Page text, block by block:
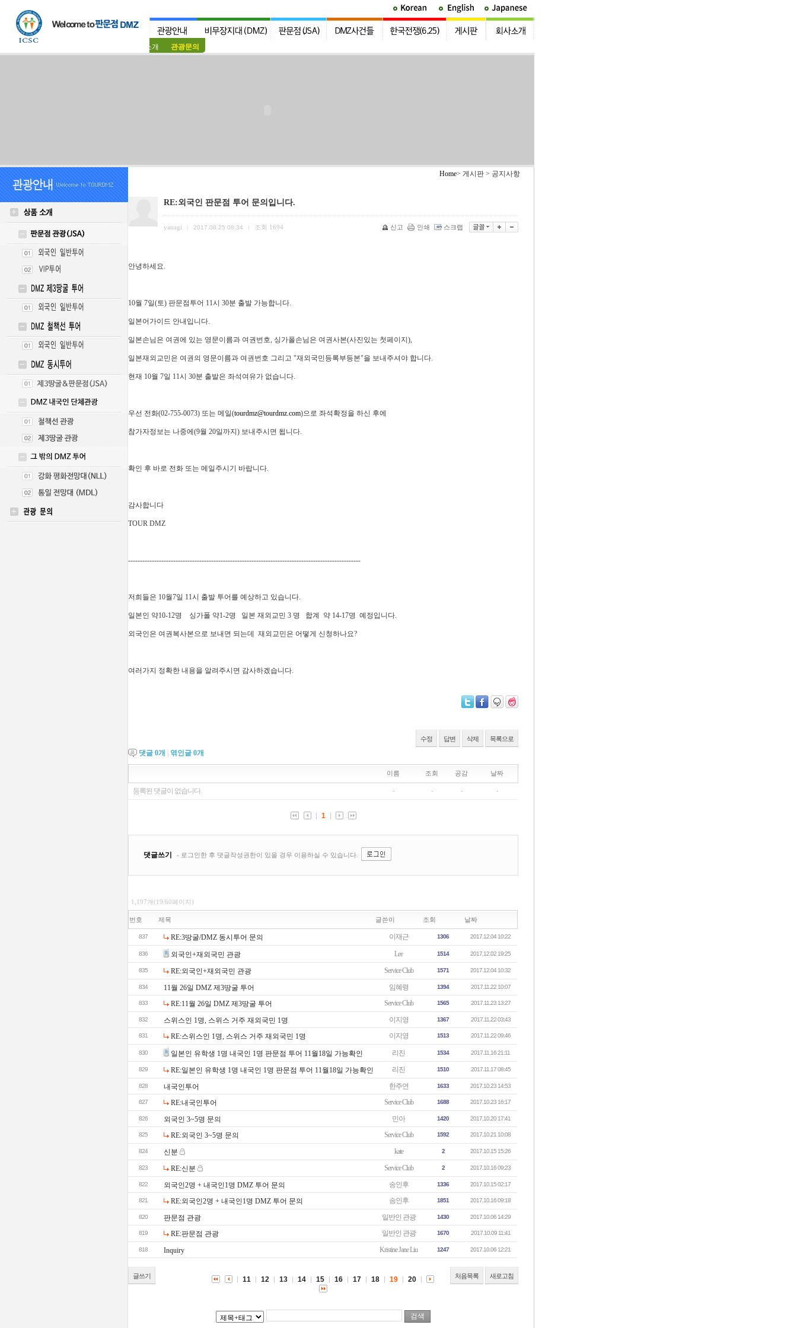
상품소개 관광문의
Home> 게시판 > 공지사항
RE:외국인 판문점 투어 문의입니다.
yanagi 2017.08.25 08:34 조회 1694 신고 인쇄 스크랩
안녕하세요.
10월 7일(토) 판문점투어 11시 30분 출발 가능합니다.
일본어가이드 안내입니다.
일본손님은 여권에 있는 영문이름과 여권번호, 싱가폴손님은 여권사본(사진있는 첫페이지),
일본재외교민은 여권의 영문이름과 여권번호 그리고 "재외국민등록부등본"을 보내주셔야 합니다.
현재 10월 7일 11시 30분 출발은 좌석여유가 없습니다.
우선 전화(02-755-0073) 또는 메일(tourdmz@tourdmz.com)으로 좌석확정을 하신 후에
참가자정보는 나중에(9월 20일까지) 보내주시면 됩니다.
확인 후 바로 전화 또는 메일주시기 바랍니다.
감사합니다
TOUR DMZ
--------------------------------------------------------------------------------------------------
저희들은 10월7일 11시 출발 투어를 예상하고 있습니다.
일본인 약10-12명 싱가폴 약1-2명 일본 재외교민 3 명 합계 약 14-17명 예정입니다.
외국인은 여권복사본으로 보내면 되는데 재외교민은 어떻게 신청하나요?
여러가지 정확한 내용을 알려주시면 감사하겠습니다.
수정 답변 삭제 목록으로
댓글 0개 엮인글 0개
1,197개(19/60페이지)
번호 제목 글쓴이 조회 날짜
837 RE:3땅굴/DMZ 동시투어 문의 이재근 1306 2017.12.04 10:22
836 외국인+재외국민 관광 Lee 1514 2017.12.02 19:25
835 RE:외국인+재외국민 관광 Service Club 1571 2017.12.04 10:32
834 11월 26일 DMZ 제3땅굴 투어 임혜령 1394 2017.11.22 10:07
833 RE:11월 26일 DMZ 제3땅굴 투어 Service Club 1565 2017.11.23 13:27
832 스위스인 1명, 스위스 거주 재외국민 1명 이지영 1367 2017.11.22 03:43
831 RE:스위스인 1명, 스위스 거주 재외국민 1명 이지영 1513 2017.11.22 09:46
830 일본인 유학생 1명 내국인 1명 판문점 투어 11월18일 가능확인 리진 1534 2017.11.16 21:11
829 RE:일본인 유학생 1명 내국인 1명 판문점 투어 11월18일 가능확인 리진 1510 2017.11.17 08:45
828 내국인투어 한주연 1633 2017.10.23 14:53
827 RE:내국인투어 Service Club 1688 2017.10.23 16:17
826 외국인 3~5명 문의 민아 1420 2017.10.20 17:41
825 RE:외국인 3~5명 문의 Service Club 1592 2017.10.21 10:08
824 신분 kate 2 2017.10.15 15:26
823 RE:신분 Service Club 2 2017.10.16 09:23
822 외국인2명 + 내국인1명 DMZ 투어 문의 송인후 1336 2017.10.15 02:17
821 RE:외국인2명 + 내국인1명 DMZ 투어 문의 송인후 1851 2017.10.16 09:18
820 판문점 관광 일반인 관광 1430 2017.10.06 14:29
819 RE:판문점 관광 일반인 관광 1670 2017.10.09 11:41
818 Inquiry Kristine Jane Liu 1247 2017.10.06 12:21
글쓰기 처음목록 새로고침
11 12 13 14 15 16 17 18 19 20